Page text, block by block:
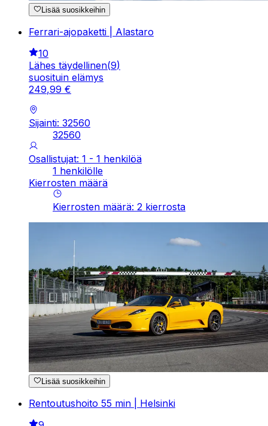
Lisää suosikkeihin
Ferrari-ajopaketti | Alastaro
10
Lähes täydellinen(9)
suosituin elämys
249,99 €
Sijainti: 32560
32560
Osallistujat: 1 - 1 henkilöä
1 henkilölle
Kierrosten määrä
Kierrosten määrä: 2 kierrosta
Lisää suosikkeihin
Rentoutushoito 55 min | Helsinki